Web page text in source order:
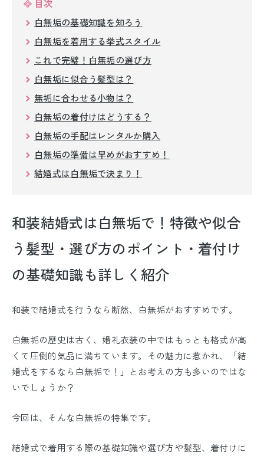
男性礼装レンタル
色打掛&紋付袴レンタル
引き振袖レンタル
目次
白無垢の基礎知識を知ろう
白無垢を着用する挙式スタイル
これで完璧！白無垢の選び方
白無垢に似合う髪型は？
無垢に合わせる小物は？
白無垢の着付けはどうする？
白無垢の手配はレンタルか購入
白無垢の準備は早めがおすすめ！
結婚式は白無垢で決まり！
和装結婚式は白無垢で！特徴や似合
う髪型・選び方のポイント・着付け
の基礎知識も詳しく紹介
和装で結婚式を行うなら断然、白無垢がおすすめです。
白無垢の歴史は古く、婚礼衣装の中ではもっとも格式が高
くて圧倒的気品に満ちています。その魅力に惹かれ、「結
婚式をするなら白無垢で！」とお考えの方も多いのではな
いでしょうか？
今回は、そんな白無垢の特集です。
結婚式で着用する際の基礎知識や選び方や髪型、着付けに